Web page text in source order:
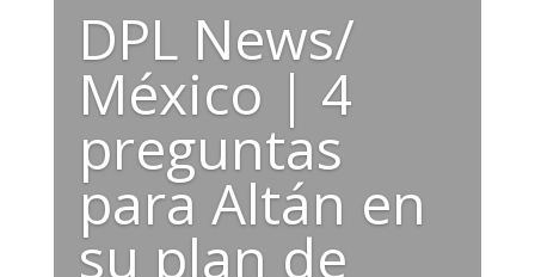
DPL News/
México | 4
preguntas
para Altán en
su plan de